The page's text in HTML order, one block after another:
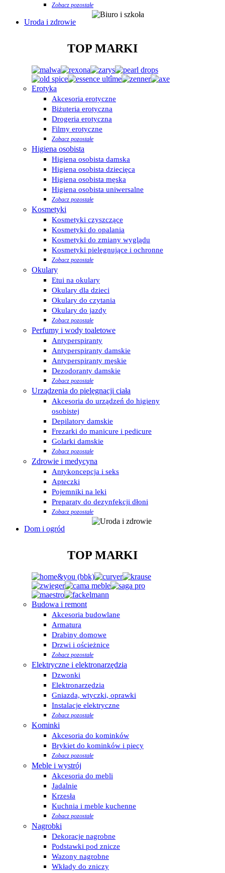
Zobacz pozostałe
Uroda i zdrowie
TOP MARKI
Erotyka
Akcesoria erotyczne
Biżuteria erotyczna
Drogeria erotyczna
Filmy erotyczne
Zobacz pozostałe
Higiena osobista
Higiena osobista damska
Higiena osobista dziecięca
Higiena osobista męska
Higiena osobista uniwersalne
Zobacz pozostałe
Kosmetyki
Kosmetyki czyszczące
Kosmetyki do opalania
Kosmetyki do zmiany wyglądu
Kosmetyki pielęgnujące i ochronne
Zobacz pozostałe
Okulary
Etui na okulary
Okulary dla dzieci
Okulary do czytania
Okulary do jazdy
Zobacz pozostałe
Perfumy i wody toaletowe
Antyperspiranty
Antyperspiranty damskie
Antyperspiranty męskie
Dezodoranty damskie
Zobacz pozostałe
Urządzenia do pielęgnacji ciała
Akcesoria do urządzeń do higieny
osobistej
Depilatory damskie
Frezarki do manicure i pedicure
Golarki damskie
Zobacz pozostałe
Zdrowie i medycyna
Antykoncepcja i seks
Apteczki
Pojemniki na leki
Preparaty do dezynfekcji dłoni
Zobacz pozostałe
Dom i ogród
TOP MARKI
Budowa i remont
Akcesoria budowlane
Armatura
Drabiny domowe
Drzwi i ościeżnice
Zobacz pozostałe
Elektryczne i elektronarzędzia
Dzwonki
Elektronarzędzia
Gniazda, wtyczki, oprawki
Instalacje elektryczne
Zobacz pozostałe
Kominki
Akcesoria do kominków
Brykiet do kominków i piecy
Zobacz pozostałe
Meble i wystrój
Akcesoria do mebli
Jadalnie
Krzesła
Kuchnia i meble kuchenne
Zobacz pozostałe
Nagrobki
Dekoracje nagrobne
Podstawki pod znicze
Wazony nagrobne
Wkłady do zniczy